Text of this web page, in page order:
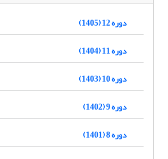
دوره 12 (1405)
دوره 11 (1404)
دوره 10 (1403)
دوره 9 (1402)
دوره 8 (1401)